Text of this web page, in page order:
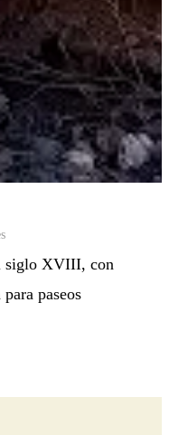
siglo XVIII, con
paseos